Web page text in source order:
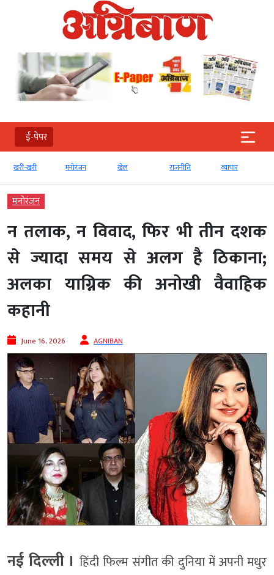
ई-पेपर
मनोरंजन खेल व्‍यापार टेक्‍नोलॉजी
मनोरंजन
न तलाक, न विवाद, फिर भी तीन दशक
से ज्यादा समय से अलग है ठिकाना;
अलका याग्निक की अनोखी वैवाहिक
कहानी
June 16, 2026 AGNIBAN
नई दिल्ली ।हिंदी फिल्म संगीत की दुनिया में अपनी मधुर